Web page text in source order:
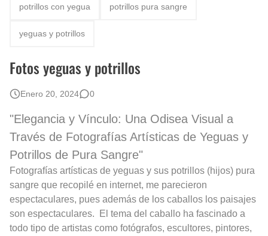
potrillos con yegua potrillos pura sangre
yeguas y potrillos
Fotos yeguas y potrillos
Enero 20, 2024 0
"Elegancia y Vínculo: Una Odisea Visual a
Través de Fotografías Artísticas de Yeguas y
Potrillos de Pura Sangre"
Fotografías artísticas de yeguas y sus potrillos (hijos) pura
sangre que recopilé en internet, me parecieron
espectaculares, pues además de los caballos los paisajes
son espectaculares. El tema del caballo ha fascinado a
todo tipo de artistas como fotógrafos, escultores, pintores,